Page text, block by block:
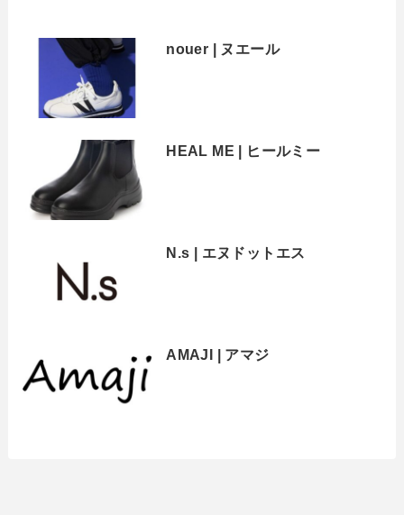
nouer | ヌエール
HEAL ME | ヒールミー
N.s | エヌドットエス
AMAJI | アマジ